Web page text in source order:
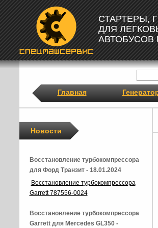
СТАРТЕРЫ,
ДЛЯ
АВТОБУСОВ
Главная
Новости
Восстановление турбокомпрессора
для Форд Транзит - 18.01.2024
Восстановление турбокомпрессора
Garrett 787556-0024
Восстановление турбокомпрессора
Garrett для Mercedes GL350 -